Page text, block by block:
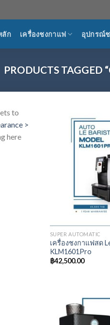
ลัก เครื่องชงกาแฟ อุปกรณ์
PRODUCTS TAGGED
to
>
here
SUPER AUTOMATIC
เครื่องชงกาแฟสด
KLM1601Pro
฿42,500.00